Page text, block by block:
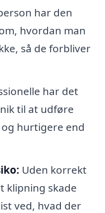
har den
hvordan man
så de forbliver
har det
til at udføre
hurtigere end
Uden korrekt
skade
ved, hvad der